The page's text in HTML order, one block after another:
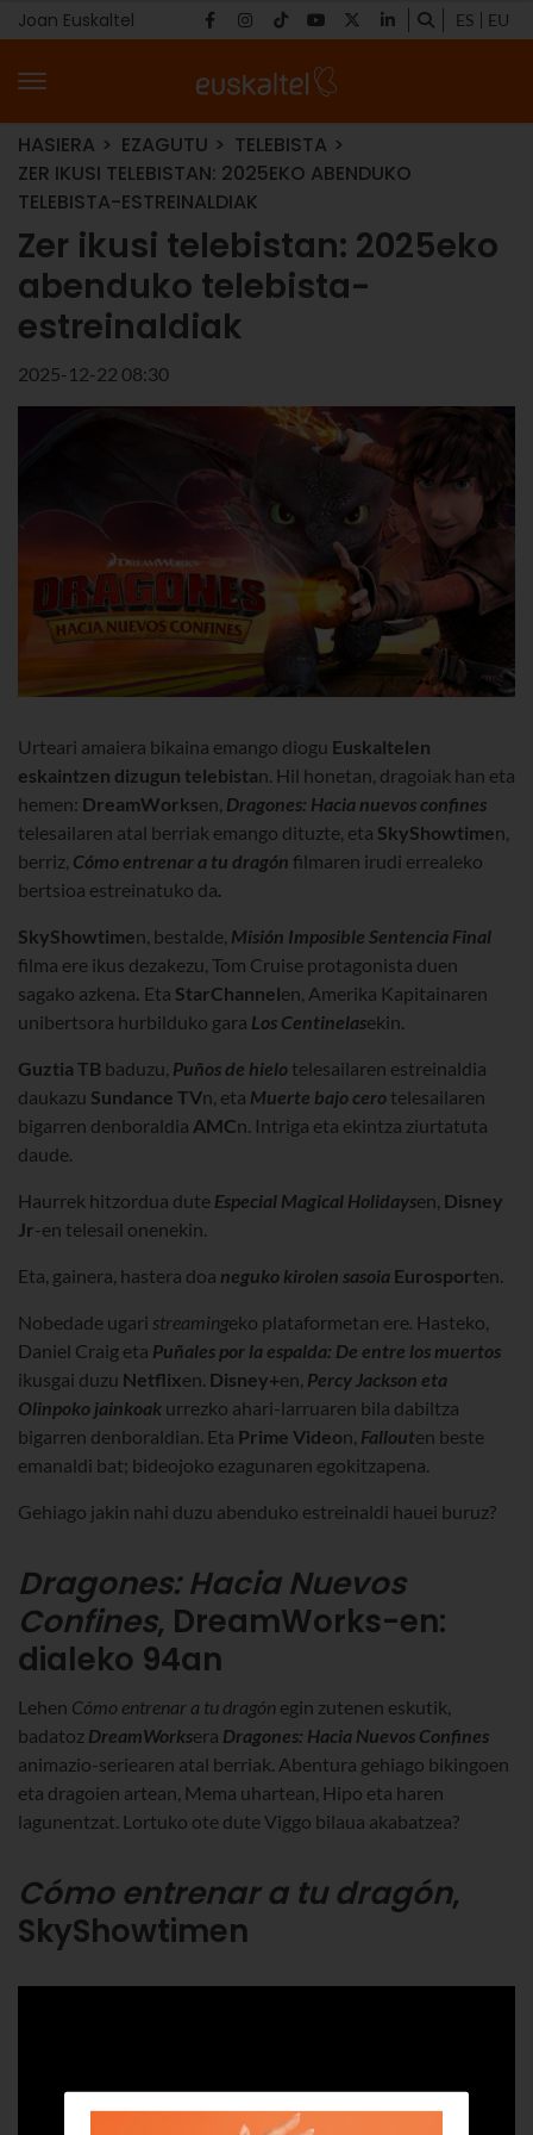
Joan Euskaltel ES EU
HASIERA EZAGUTU
TELEBISTA
ZER IKUSI TELEBISTAN: 2025EKO ABENDUKO
TELEBISTA-ESTREINALDIAK
Zer ikusi telebistan: 2025eko
abenduko telebista-
estreinaldiak
2025-12-22 08:30
Urteari amaiera bikaina emango diogu Euskaltelen
eskaintzen dizugun telebistan. Hil honetan, dragoiak han eta
hemen: DreamWorksen, Dragones: Hacia nuevos confines
telesailaren atal berriak emango dituzte, eta SkyShowtimen,
berriz, Cómo entrenar a tu dragón filmaren irudi errealeko
bertsioa estreinatuko da.
SkyShowtimen, bestalde, Misión Imposible Sentencia Final
filma ere ikus dezakezu, Tom Cruise protagonista duen
sagako azkena. Eta StarChannelen, Amerika Kapitainaren
unibertsora hurbilduko gara Los Centinelasekin.
Guztia TB baduzu, Puños de hielo telesailaren estreinaldia
daukazu Sundance TVn, eta Muerte bajo cero telesailaren
bigarren denboraldia AMCn. Intriga eta ekintza ziurtatuta
daude.
Haurrek hitzordua dute Especial Magical Holidaysen, Disney
Jr-en telesail onenekin.
Eta, gainera, hastera doa neguko kirolen sasoia Eurosporten.
Nobedade ugari streamingeko plataformetan ere. Hasteko,
Daniel Craig eta Puñales por la espalda: De entre los muertos
ikusgai duzu Netflixen. Disney+en, Percy Jackson eta
Olinpoko jainkoak urrezko ahari-larruaren bila dabiltza
bigarren denboraldian. Eta Prime Videon, Fallouten beste
emanaldi bat; bideojoko ezagunaren egokitzapena.
Gehiago jakin nahi duzu abenduko estreinaldi hauei buruz?
Dragones: Hacia Nuevos
Confines, DreamWorks-en:
dialeko 94an
Lehen Cómo entrenar a tu dragón egin zutenen eskutik,
badatoz DreamWorksera Dragones: Hacia Nuevos Confines
animazio-seriearen atal berriak. Abentura gehiago bikingoen
eta dragoien artean, Mema uhartean, Hipo eta haren
lagunentzat. Lortuko ote dute Viggo bilaua akabatzea?
Cómo entrenar a tu dragón,
SkyShowtimen